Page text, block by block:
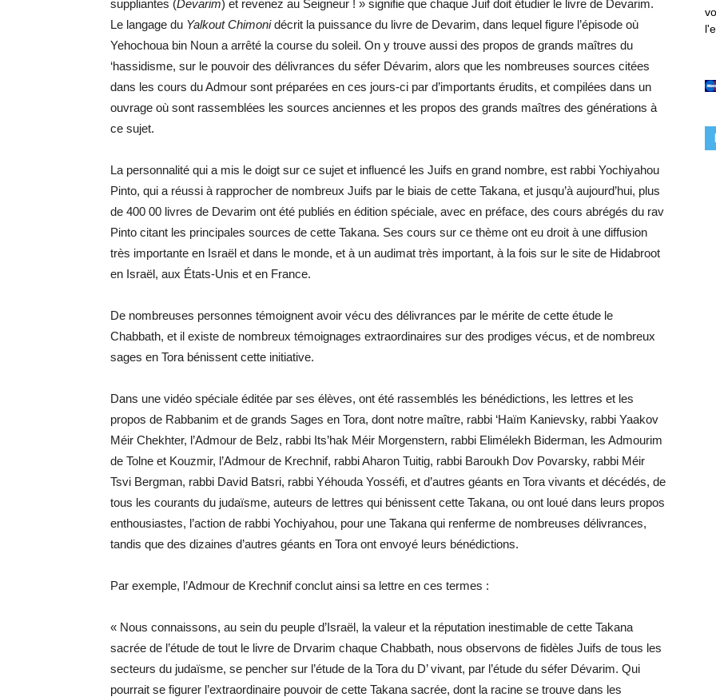
suppliantes (Devarim) et revenez au Seigneur ! » signifie que chaque Juif doit étudier le livre de Devarim.
Le langage du Yalkout Chimonidécrit la puissance du livre de Devarim, dans lequel figure l’épisode où
Yehochoua bin Noun a arrêté la course du soleil. On y trouve aussi des propos de grands maîtres du
‘hassidisme, sur le pouvoir des délivrances du séfer Dévarim, alors que les nombreuses sources citées
dans les cours du Admour sont préparées en ces jours-ci par d’importants érudits, et compilées dans un
ouvrage où sont rassemblées les sources anciennes et les propos des grands maîtres des générations à
ce sujet.
La personnalité qui a mis le doigt sur ce sujet et influencé les Juifs en grand nombre, est rabbi Yochiyahou
Pinto, qui a réussi à rapprocher de nombreux Juifs par le biais de cette Takana, et jusqu’à aujourd’hui, plus
de 400 00 livres de Devarim ont été publiés en édition spéciale, avec en préface, des cours abrégés du rav
Pinto citant les principales sources de cette Takana. Ses cours sur ce thème ont eu droit à une diffusion
très importante en Israël et dans le monde, et à un audimat très important, à la fois sur le site de Hidabroot
en Israël, aux États-Unis et en France.
De nombreuses personnes témoignent avoir vécu des délivrances par le mérite de cette étude le
Chabbath, et il existe de nombreux témoignages extraordinaires sur des prodiges vécus, et de nombreux
sages en Tora bénissent cette initiative.
Dans une vidéo spéciale éditée par ses élèves, ont été rassemblés les bénédictions, les lettres et les
propos de Rabbanim et de grands Sages en Tora, dont notre maître, rabbi ‘Haïm Kanievsky, rabbi Yaakov
Méir Chekhter, l’Admour de Belz, rabbi Its’hak Méir Morgenstern, rabbi Elimélekh Biderman, les Admourim
de Tolne et Kouzmir, l’Admour de Krechnif, rabbi Aharon Tuitig, rabbi Baroukh Dov Povarsky, rabbi Méir
Tsvi Bergman, rabbi David Batsri, rabbi Yéhouda Yosséfi, et d’autres géants en Tora vivants et décédés, de
tous les courants du judaïsme, auteurs de lettres qui bénissent cette Takana, ou ont loué dans leurs propos
enthousiastes, l’action de rabbi Yochiyahou, pour une Takana qui renferme de nombreuses délivrances,
tandis que des dizaines d’autres géants en Tora ont envoyé leurs bénédictions.
Par exemple, l’Admour de Krechnif conclut ainsi sa lettre en ces termes :
« Nous connaissons, au sein du peuple d’Israël, la valeur et la réputation inestimable de cette Takana
sacrée de l’étude de tout le livre de Drvarim chaque Chabbath, nous observons de fidèles Juifs de tous les
secteurs du judaïsme, se pencher sur l’étude de la Tora du D’ vivant, par l’étude du séfer Dévarim. Qui
pourrait se figurer l’extraordinaire pouvoir de cette Takana sacrée, dont la racine se trouve dans les